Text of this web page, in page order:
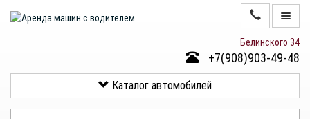
Белинского 34
+7(908)903-49-48
АВТОМОБИЛЕЙ
НАШИ
Каталог автомобилей